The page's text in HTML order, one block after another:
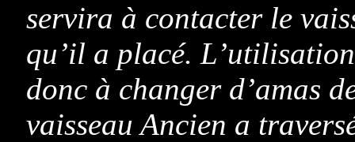
servira à contacter le
qu’il a placé.
donc à changer d’amas
vaisseau Ancien a